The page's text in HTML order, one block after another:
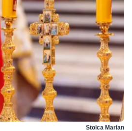
Stoica Marian